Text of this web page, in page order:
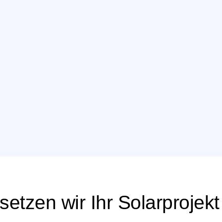
wir Ihr